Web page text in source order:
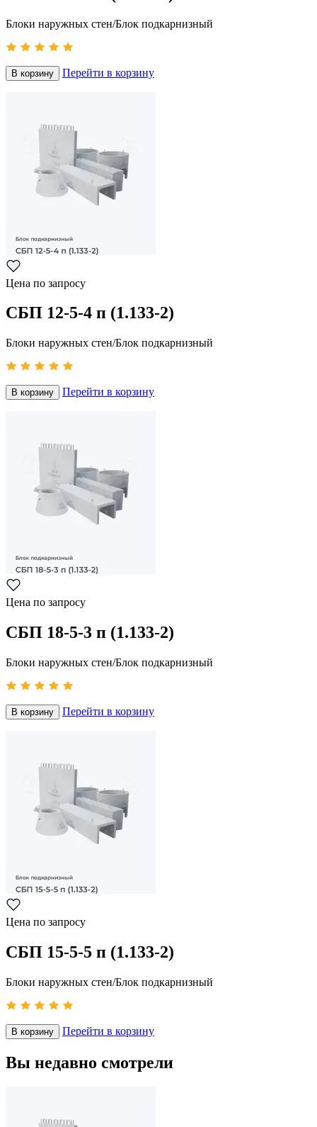
Блоки наружных стен/Блок подкарнизный
В корзину Перейти в корзину
Цена по запросу
СБП 12-5-4 п (1.133-2)
Блоки наружных стен/Блок подкарнизный
В корзину Перейти в корзину
Цена по запросу
СБП 18-5-3 п (1.133-2)
Блоки наружных стен/Блок подкарнизный
В корзину Перейти в корзину
Цена по запросу
СБП 15-5-5 п (1.133-2)
Блоки наружных стен/Блок подкарнизный
В корзину Перейти в корзину
Вы недавно смотрели